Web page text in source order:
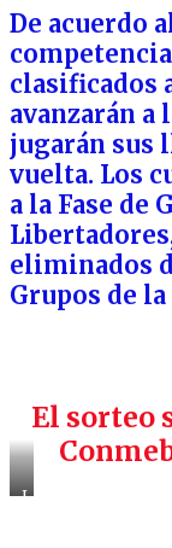
De acuerdo
clasificados
avanzarán a
jugarán sus
vuelta. Los
a la Fase de
eliminados
Grupos de
El sorteo
LA